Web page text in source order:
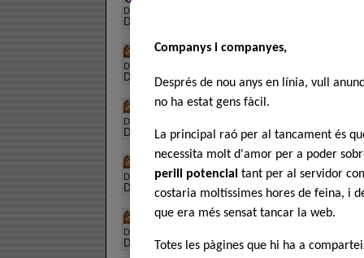
Descàrregues:
Descripció:
Parc Natural de Sant Llorenç del Munt i
Descàrregues:
Descripció:dvd
Parc Natural del Delta de l'Ebre
Descàrregues:
Descripció:dvd
Parc Natural del Montseny
Descàrregues: 540, Puntuació:
Descripció:dvd
Parc Natural dels Aiguamolls de
Descàrregues:
Descripció:dvd
Companys i companyes,
Després de nou anys en línia, vull
no ha estat gens fàcil.
La principal raó per al tancament és
necessita molt d'amor per a poder
perill potencial tant per al servidor
costaria moltíssimes hores de feina, i
que era més sensat tancar la web.
Totes les pàgines que hi ha a